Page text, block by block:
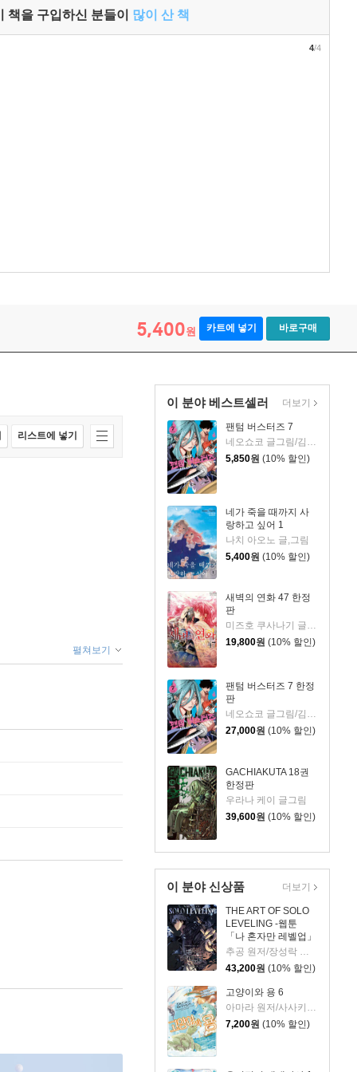
책을 구입하신 분들이 많이 산 책
4/4
5,400원 카트에 넣기 바로구매
이 분야 베스트셀러
팬텀 버스터즈 7
네오쇼코 글그림/김지혜 역
5,850원 (10% 할인)
네가 죽을 때까지 사
랑하고 싶어 1
나치 아오노 글,그림
5,400원 (10% 할인)
새벽의 연화 47 한정
판
미즈호 쿠사나기 글그림
19,800원 (10% 할인)
팬텀 버스터즈 7 한정
판
네오쇼코 글그림/김지혜 역
27,000원 (10% 할인)
GACHIAKUTA 18권
한정판
우라나 케이 글그림
39,600원 (10% 할인)
더보기
이 분야 신상품
THE ART OF SOLO
LEVELING -웹툰
「나 혼자만 레벨업」
공식 아트북-
43,200원 (10% 할인)
고양이와 용 6
7,200원 (10% 할인)
더보기
리스트에 넣기
펼쳐보기